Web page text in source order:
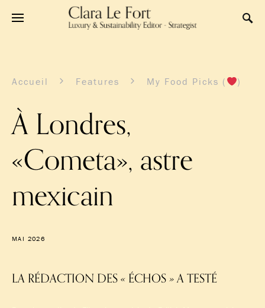
Accueil Features My Food Picks ( )
À Londres,
«Cometa», astre
mexicain
MAI 2026
LA RÉDACTION DES « ÉCHOS »A TESTÉ